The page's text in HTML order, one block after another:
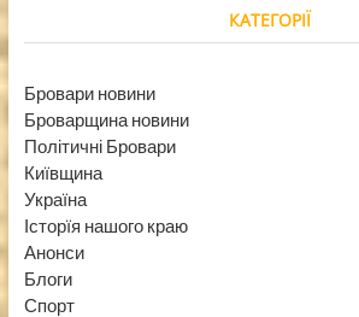
КАТЕГОРІЇ
Бровари новини
Броварщина новини
Політичні Бровари
Київщина
Україна
Історїя нашого краю
Анонси
Блоги
Спорт